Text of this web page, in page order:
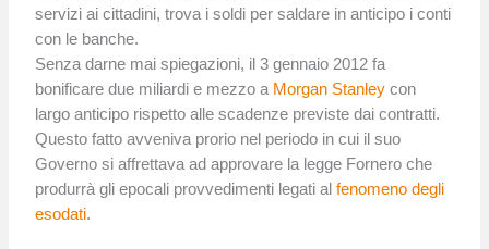
servizi ai cittadini, trova i soldi per saldare in anticipo i conti
con le banche.
Senza darne mai spiegazioni, il 3 gennaio 2012 fa
bonificare due miliardi e mezzo a Morgan Stanley con
largo anticipo rispetto alle scadenze previste dai contratti.
Questo fatto avveniva prorio nel periodo in cui il suo
Governo si affrettava ad approvare la legge Fornero che
produrrà gli epocali provvedimenti legati alfenomeno degli
esodati.